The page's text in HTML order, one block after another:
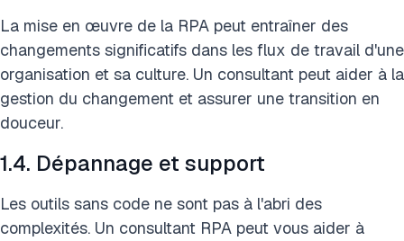
La mise en œuvre de la RPA peut entraîner des
changements significatifs dans les flux de travail d'une
organisation et sa culture. Un consultant peut aider à la
gestion du changement et assurer une transition en
douceur.
1.4. Dépannage et support
Les outils sans code ne sont pas à l'abri des
complexités. Un consultant RPA peut vous aider à